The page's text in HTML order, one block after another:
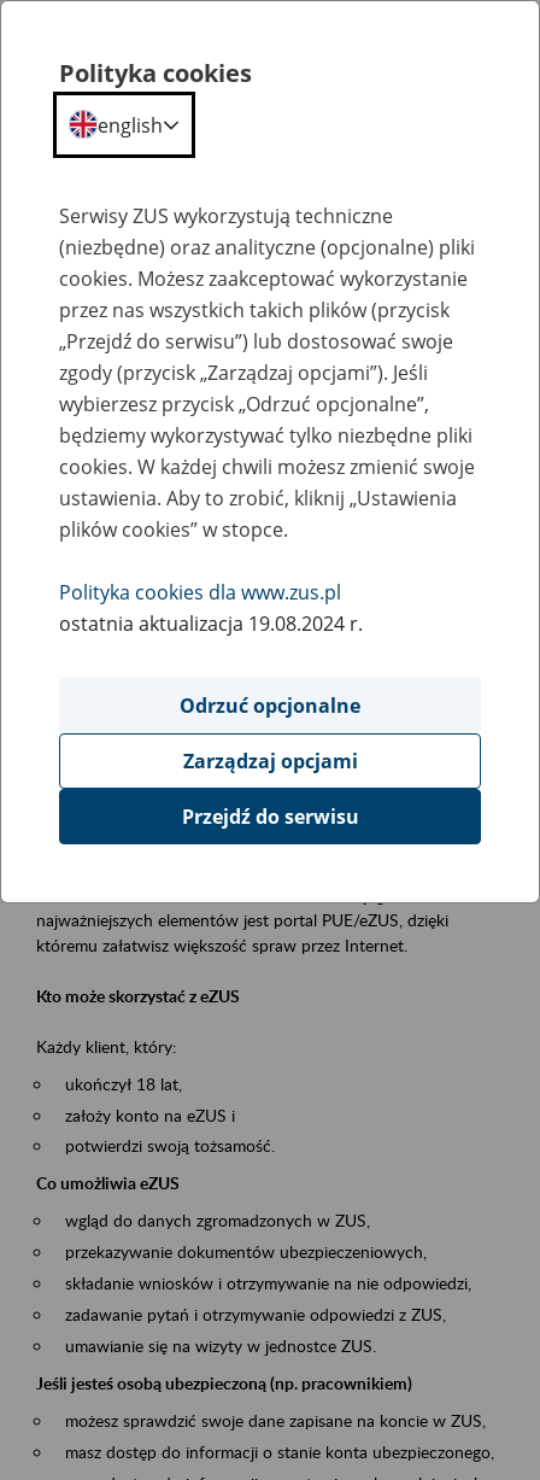
Szkolenia
Zaproś ZUS do siebie - zakładanie profili
eZUS w siedzibie Twojej firmy
Rodzaj wydarzenia
Szkolenia
obsługa klientów
Event description
Platforma Usług Elektronicznych ZUS eZUS
najważniejszych elementów jest portal PUE/eZUS, dzięki
któremu załatwisz większość spraw przez Internet.
Kto może skorzystać z eZUS
Każdy klient, który:
ukończył 18 lat,
założy konto na eZUS i
potwierdzi swoją tożsamość.
Co umożliwia eZUS
wgląd do danych zgromadzonych w ZUS,
przekazywanie dokumentów ubezpieczeniowych,
składanie wniosków i otrzymywanie na nie odpowiedzi,
zadawanie pytań i otrzymywanie odpowiedzi z ZUS,
umawianie się na wizyty w jednostce ZUS.
Jeśli jesteś osobą ubezpieczoną (np. pracownikiem)
możesz sprawdzić swoje dane zapisane na koncie w ZUS,
masz dostęp do informacji o stanie konta ubezpieczonego,
Polityka cookies
english
Serwisy ZUS wykorzystują techniczne
(niezbędne) oraz analityczne (opcjonalne) pliki
cookies. Możesz zaakceptować wykorzystanie
przez nas wszystkich takich plików (przycisk
„Przejdź do serwisu”) lub dostosować swoje
zgody (przycisk „Zarządzaj opcjami”). Jeśli
wybierzesz przycisk „Odrzuć opcjonalne”,
będziemy wykorzystywać tylko niezbędne pliki
cookies. W każdej chwili możesz zmienić swoje
ustawienia. Aby to zrobić, kliknij „Ustawienia
plików cookies” w stopce.
Polityka cookies dla www.zus.pl
ostatnia aktualizacja 19.08.2024 r.
Odrzuć opcjonalne
Zarządzaj opcjami
Przejdź do serwisu